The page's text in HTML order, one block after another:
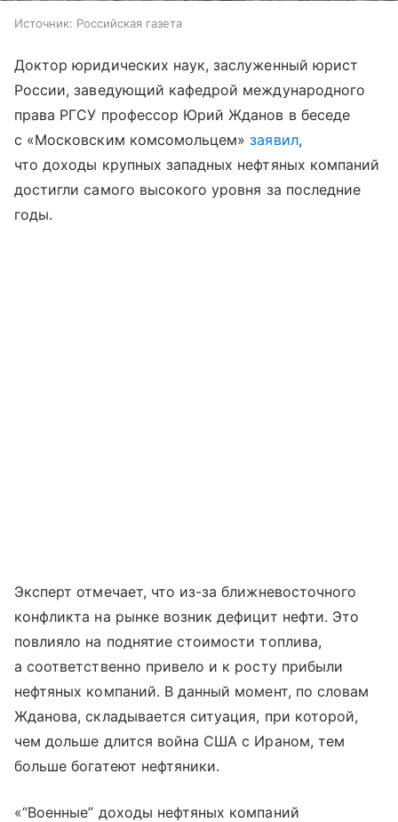
Источник: Российская газета
Доктор юридических наук, заслуженный юрист
России, заведующий кафедрой международного
права РГСУ профессор Юрий Жданов в беседе
с «Московским комсомольцем»заявил,
что доходы крупных западных нефтяных компаний
достигли самого высокого уровня за последние
годы.
Эксперт отмечает, что из-за ближневосточного
конфликта на рынке возник дефицит нефти. Это
повлияло на поднятие стоимости топлива,
а соответственно привело и к росту прибыли
нефтяных компаний. В данный момент, по словам
Жданова, складывается ситуация, при которой,
чем дольше длится война США с Ираном, тем
больше богатеют нефтяники.
«“Военные” доходы нефтяных компаний